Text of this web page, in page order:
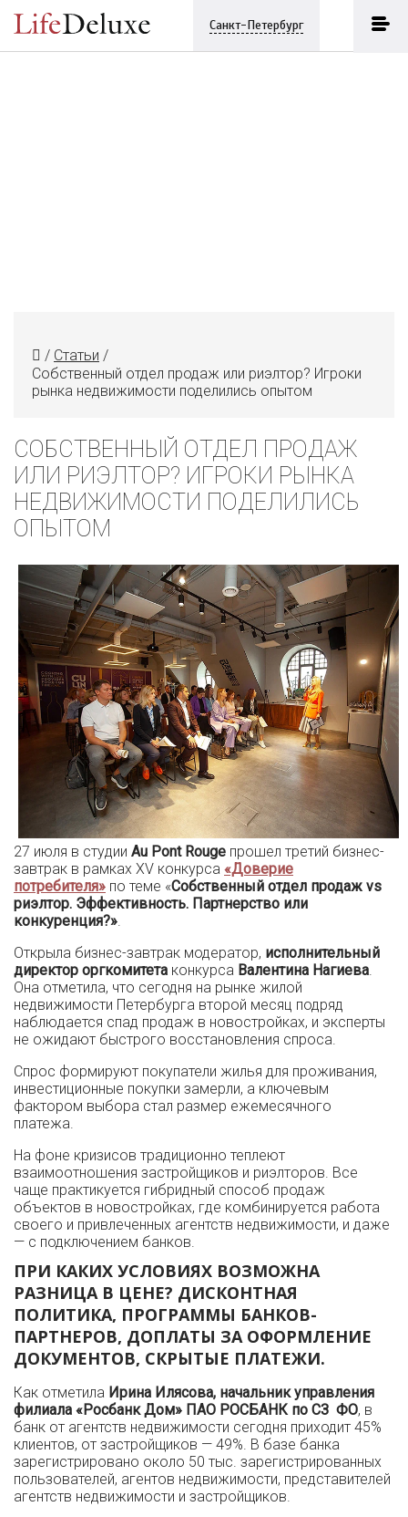
Санкт-Петербург
/ Статьи /
Собственный отдел продаж или риэлтор? Игроки
рынка недвижимости поделились опытом
СОБСТВЕННЫЙ ОТДЕЛ ПРОДАЖ
ИЛИ РИЭЛТОР? ИГРОКИ РЫНКА
НЕДВИЖИМОСТИ ПОДЕЛИЛИСЬ
ОПЫТОМ
27 июля в студии Au Pont Rouge прошел третий бизнес-
завтрак в рамках XV конкурса «Доверие
потребителя» по теме «Собственный отдел продаж vs
риэлтор. Эффективность. Партнерство или
конкуренция?».
Открыла бизнес-завтрак модератор, исполнительный
директор оргкомитета конкурса Валентина Нагиева.
Она отметила, что сегодня на рынке жилой
недвижимости Петербурга второй месяц подряд
наблюдается спад продаж в новостройках, и эксперты
не ожидают быстрого восстановления спроса.
Спрос формируют покупатели жилья для проживания,
инвестиционные покупки замерли, а ключевым
фактором выбора стал размер ежемесячного
платежа.
На фоне кризисов традиционно теплеют
взаимоотношения застройщиков и риэлторов. Все
чаще практикуется гибридный способ продаж
объектов в новостройках, где комбинируется работа
своего и привлеченных агентств недвижимости, и даже
— с подключением банков.
ПРИ КАКИХ УСЛОВИЯХ ВОЗМОЖНА
РАЗНИЦА В ЦЕНЕ? ДИСКОНТНАЯ
ПОЛИТИКА, ПРОГРАММЫ БАНКОВ-
ПАРТНЕРОВ, ДОПЛАТЫ ЗА ОФОРМЛЕНИЕ
ДОКУМЕНТОВ, СКРЫТЫЕ ПЛАТЕЖИ.
Как отметила Ирина Илясова, начальник управления
филиала «Росбанк Дом» ПАО РОСБАНК по СЗ ФО, в
банк от агентств недвижимости сегодня приходит 45%
клиентов, от застройщиков — 49%. В базе банка
зарегистрировано около 50 тыс. зарегистрированных
пользователей, агентов недвижимости, представителей
агентств недвижимости и застройщиков.